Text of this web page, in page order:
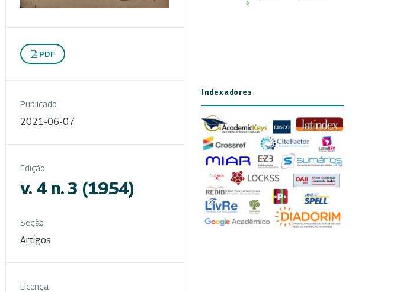
PDF
Publicado
2021-06-07
Edição
v. 4 n. 3 (1954)
Seção
Artigos
Licença
Indexadores